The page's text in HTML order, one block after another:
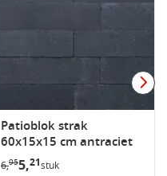
Patioblok strak
60x15x15 cm antraciet
6,955,21stuk